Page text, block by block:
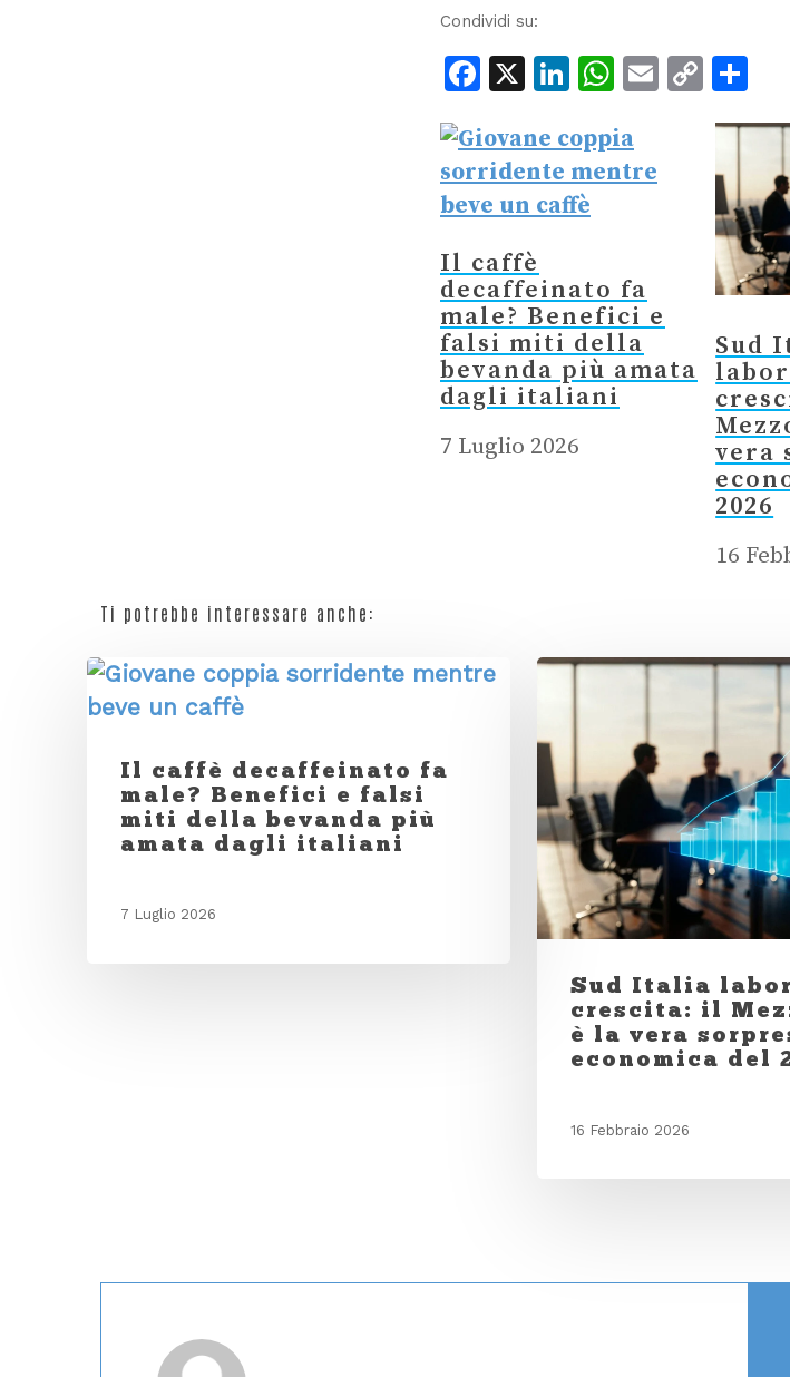
Condividi su:
Facebook
X LinkedIn
WhatsApp
Email
Copy
Il caffè
decaffeinato fa
male? Benefici e
falsi miti della
bevanda più amata
dagli italiani
7 Luglio 2026
Sud
vera
2026
16
Ti potrebbe interessare anche:
Il caffè decaffeinato fa
male? Benefici e falsi
miti della bevanda più
amata dagli italiani
7 Luglio 2026
Sud Italia
crescita: il
è la vera
economica del
16 Febbraio 2026